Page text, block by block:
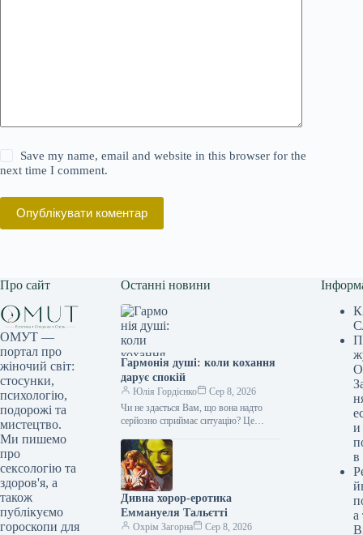
Save my name, email and website in this browser for the
next time I comment.
Опублікувати коментар
Про сайт
ОМУТ —
портал про
жіночий світ:
стосунки,
психологію,
подорожі та
мистецтво.
Ми пишемо
про
сексологію та
здоров'я, а
також
публікуємо
гороскопи для
Останні новини
Гармонія душі: коли кохання
дарує спокій
Юлія Гордієнко
Сер 8, 2026
Чи не здається Вам, що вона надто
серйозно сприймає ситуацію? Це
Протягом восьми літніх сезонів
поспіль я…
Дивна хорор-еротика
Еммануеля Тальєтті
Охрім Загорна
Сер 8, 2026
и
в
а